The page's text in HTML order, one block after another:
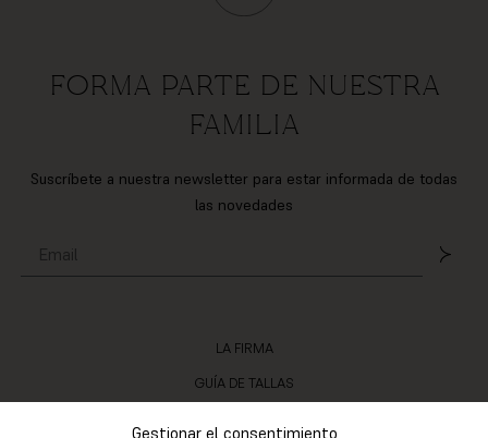
Gestionar el consentimiento
FORMA PARTE DE NUESTRA
FAMILIA
Suscríbete a nuestra newsletter para estar informada de todas
las novedades
LA FIRMA
GUÍA DE TALLAS